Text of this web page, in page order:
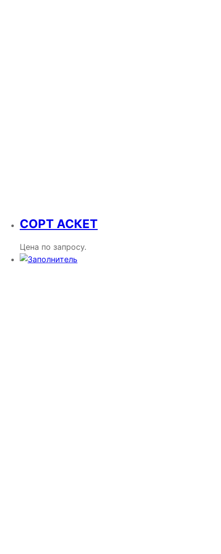
СОРТ АСКЕТ
Цена по запросу.